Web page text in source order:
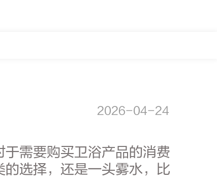
2026-04-24
需要购买卫浴产品的消费
选择，还是一头雾水，比